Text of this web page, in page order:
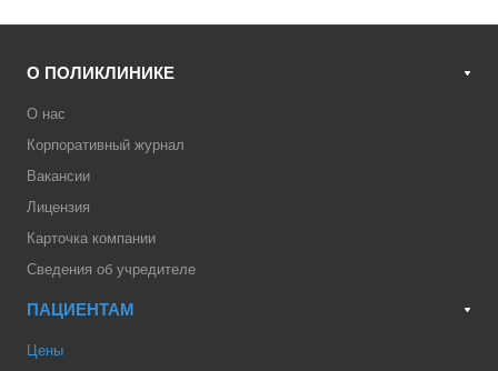
О ПОЛИКЛИНИКЕ
О нас
Корпоративный журнал
Вакансии
Лицензия
Карточка компании
Сведения об учредителе
ПАЦИЕНТАМ
Цены